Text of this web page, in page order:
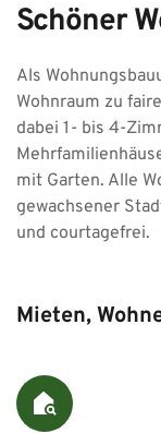
Schöner
Als
Wohnraum zu
dabei 1- bis 4-
mit Garten. Alle
gewachsener
und courtagefrei.
Mieten,